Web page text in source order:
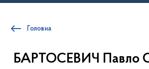
Головна
БАРТОСЕВИЧ Павло